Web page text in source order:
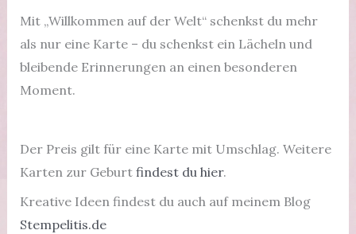
Mit „Willkommen auf der Welt“ schenkst du mehr
als nur eine Karte – du schenkst ein Lächeln und
bleibende Erinnerungen an einen besonderen
Moment.
Der Preis gilt für eine Karte mit Umschlag. Weitere
Karten zur Geburt findest du hier.
Kreative Ideen findest du auch auf meinem Blog
Stempelitis.de